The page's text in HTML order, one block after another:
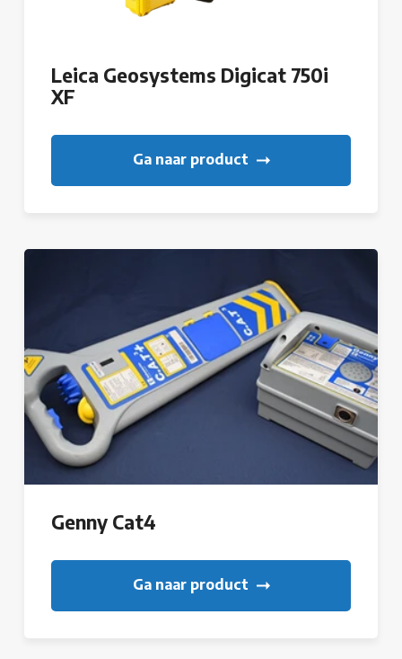
Leica Geosystems Digicat 750i
XF
Ga naar product
Genny Cat4
Ga naar product